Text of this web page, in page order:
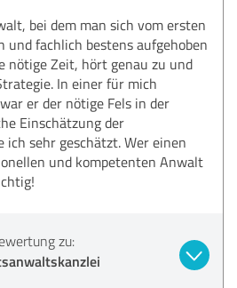
bei dem man sich vom ersten
und fachlich bestens aufgehoben
nötige Zeit, hört genau zu und
In einer für mich
er der nötige Fels in der
Einschätzung der
ich sehr geschätzt. Wer einen
und kompetenten Anwalt
zu: